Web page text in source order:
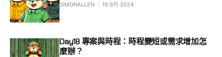
SIMONALLEN 19 9月 2024
Day18 專案與時程：時程變短或需求增加怎
麼辦？